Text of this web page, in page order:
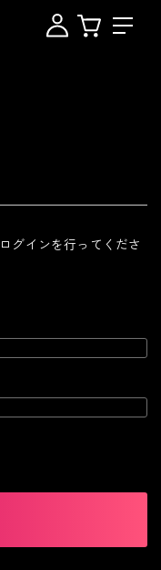
グインを行ってくださ